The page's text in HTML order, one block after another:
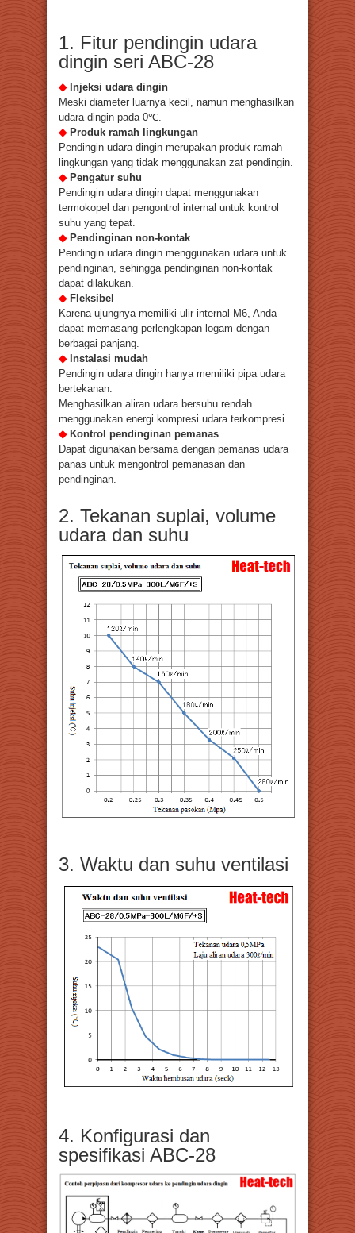
1. Fitur pendingin udara
dingin seri ABC-28
◆Injeksi udara dingin
Meski diameter luarnya kecil, namun menghasilkan
udara dingin pada 0℃.
◆Produk ramah lingkungan
Pendingin udara dingin merupakan produk ramah
lingkungan yang tidak menggunakan zat pendingin.
◆Pengatur suhu
Pendingin udara dingin dapat menggunakan
termokopel dan pengontrol internal untuk kontrol
suhu yang tepat.
◆Pendinginan non-kontak
Pendingin udara dingin menggunakan udara untuk
pendinginan, sehingga pendinginan non-kontak
dapat dilakukan.
◆Fleksibel
Karena ujungnya memiliki ulir internal M6, Anda
dapat memasang perlengkapan logam dengan
berbagai panjang.
◆Instalasi mudah
Pendingin udara dingin hanya memiliki pipa udara
bertekanan.
Menghasilkan aliran udara bersuhu rendah
menggunakan energi kompresi udara terkompresi.
◆Kontrol pendinginan pemanas
Dapat digunakan bersama dengan pemanas udara
panas untuk mengontrol pemanasan dan
pendinginan.
2. Tekanan suplai, volume
udara dan suhu
3. Waktu dan suhu ventilasi
4. Konfigurasi dan
spesifikasi ABC-28